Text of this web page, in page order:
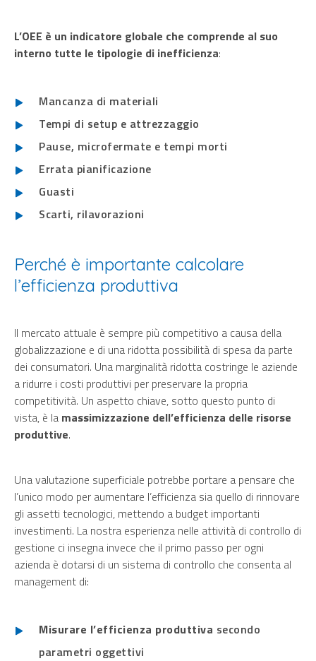
L’OEE è un indicatore globale che comprende al suo
interno tutte le tipologie di inefficienza:
Mancanza di materiali
Tempi di setup e attrezzaggio
Pause, microfermate e tempi morti
Errata pianificazione
Guasti
Scarti, rilavorazioni
Perché è importante calcolare
l’efficienza produttiva
Il mercato attuale è sempre più competitivo a causa della
globalizzazione e di una ridotta possibilità di spesa da parte
dei consumatori. Una marginalità ridotta costringe le aziende
a ridurre i costi produttivi per preservare la propria
competitività. Un aspetto chiave, sotto questo punto di
vista, è la massimizzazione dell’efficienza delle risorse
produttive.
Una valutazione superficiale potrebbe portare a pensare che
l’unico modo per aumentare l’efficienza sia quello di rinnovare
gli assetti tecnologici, mettendo a budget importanti
investimenti. La nostra esperienza nelle attività di controllo di
gestione ci insegna invece che il primo passo per ogni
azienda è dotarsi di un sistema di controllo che consenta al
management di:
Misurare l’efficienza produttiva secondo
parametri oggettivi